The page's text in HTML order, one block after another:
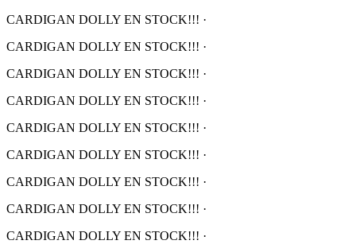
CARDIGAN DOLLY EN STOCK!!! ·
CARDIGAN DOLLY EN STOCK!!! ·
CARDIGAN DOLLY EN STOCK!!! ·
CARDIGAN DOLLY EN STOCK!!! ·
CARDIGAN DOLLY EN STOCK!!! ·
CARDIGAN DOLLY EN STOCK!!! ·
CARDIGAN DOLLY EN STOCK!!! ·
CARDIGAN DOLLY EN STOCK!!! ·
CARDIGAN DOLLY EN STOCK!!! ·